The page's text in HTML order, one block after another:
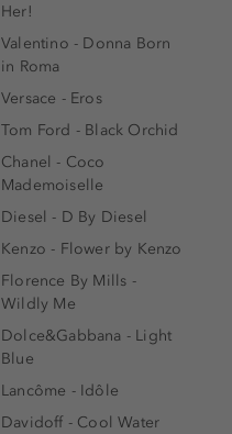
Her!
Valentino - Donna Born
in Roma
Versace - Eros
Tom Ford - Black Orchid
Chanel - Coco
Mademoiselle
Diesel - D By Diesel
Kenzo - Flower by Kenzo
Florence By Mills -
Wildly Me
Dolce&Gabbana - Light
Blue
Lancôme - Idôle
Davidoff - Cool Water